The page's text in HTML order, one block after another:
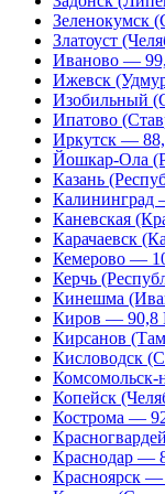
Зеленокумск
Златоуст
Иваново —
Ижевск
Изобильный
Ипатово
Иркутск —
Йошкар-Ола
Казань
Калининград
Каневская
Карачаевск
Кемерово —
Керчь
Кинешма
Киров — 90,8
Кирсанов
Кисловодск
Копейск
Кострома —
Краснодар —
Красноярск